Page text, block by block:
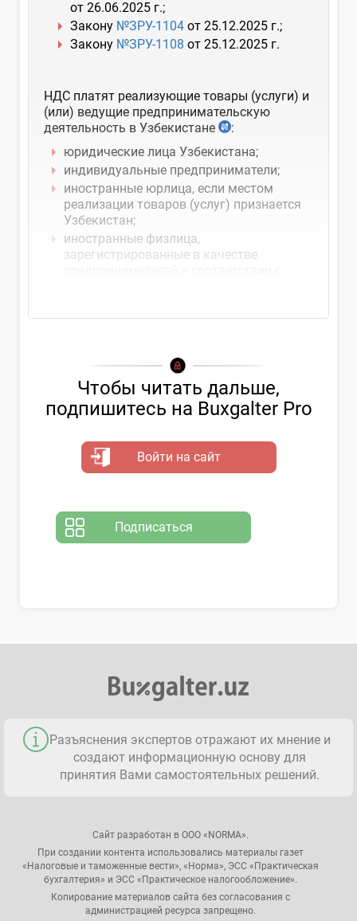
от 26.06.2025 г.;
Закону №ЗРУ-1104 от 25.12.2025 г.;
Закону №ЗРУ-1108 от 25.12.2025 г.
НДС платят реализующие товары (услуги) и
(или) ведущие предпринимательскую
деятельность в Узбекистане
:
юридические лица Узбекистана;
индивидуальные предприниматели;
иностранные юрлица, если местом
реализации товаров (услуг) признается
Узбекистан;
иностранные физлица,
зарегистрированные в качестве
Чтобы читать дальше,
подпишитесь на Buxgalter Pro
Войти на сайт
Подписаться
Разъяснения экспертов отражают их мнение и
создают информационную основу для
принятия Вами самостоятельных решений.
Сайт разработан в ООО «NORMA».
При создании контента использовались материалы газет
«Налоговые и таможенные вести», «Норма», ЭСС «Практическая
бухгалтерия» и ЭСС «Практическое налогообложение».
Копирование материалов сайта без согласования с
администрацией ресурса запрещено.